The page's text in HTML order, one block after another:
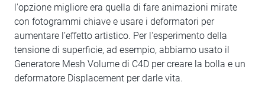
l'opzione migliore era quella di fare animazioni mirate
con fotogrammi chiave e usare i deformatori per
aumentare l’effetto artistico. Per l'esperimento della
tensione di superficie, ad esempio, abbiamo usato il
Generatore Mesh Volume di C4D per creare la bolla e un
deformatore Displacement per darle vita.